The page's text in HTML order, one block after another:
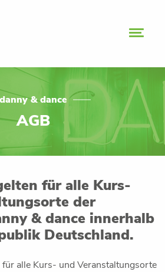
danny & dance
AGB
für alle Kurs-
der
& dance innerhalb
Deutschland.
für alle Kurs- und Veranstaltungsorte